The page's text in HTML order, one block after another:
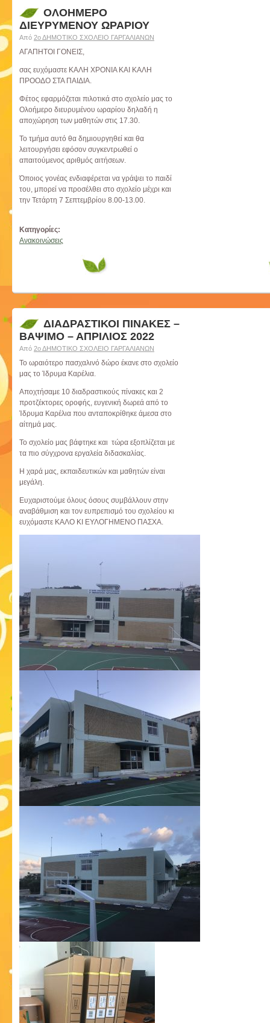
ΟΛΟΗΜΕΡΟ
ΔΙΕΥΡΥΜΕΝΟΥ ΩΡΑΡΙΟΥ
Από 2ο ΔΗΜΟΤΙΚΟ ΣΧΟΛΕΙΟ ΓΑΡΓΑΛΙΑΝΩΝ
ΑΓΑΠΗΤΟΙ ΓΟΝΕΙΣ,
σας ευχόμαστε ΚΑΛΗ ΧΡΟΝΙΑ ΚΑΙ ΚΑΛΗ
ΠΡΟΟΔΟ ΣΤΑ ΠΑΙΔΙΑ.
Φέτος εφαρμόζεται πιλοτικά στο σχολείο μας το
Ολοήμερο διευρυμένου ωραρίου δηλαδή η
αποχώρηση των μαθητών στις 17.30.
Το τμήμα αυτό θα δημιουργηθεί και θα
λειτουργήσει εφόσον συγκεντρωθεί ο
απαιτούμενος αριθμός αιτήσεων.
Όποιος γονέας ενδιαφέρεται να γράψει το παιδί
του, μπορεί να προσέλθει στο σχολείο μέχρι και
την Τετάρτη 7 Σεπτεμβρίου 8.00-13.00.
Κατηγορίες:
Ανακοινώσεις
ΔΙΑΔΡΑΣΤΙΚΟΙ ΠΙΝΑΚΕΣ –
ΒΑΨΙΜΟ – ΑΠΡΙΛΙΟΣ 2022
Από 2ο ΔΗΜΟΤΙΚΟ ΣΧΟΛΕΙΟ ΓΑΡΓΑΛΙΑΝΩΝ
Το ωραιότερο πασχαλινό δώρο έκανε στο σχολείο
μας το Ίδρυμα Καρέλια.
Αποχτήσαμε 10 διαδραστικούς πίνακες και 2
προτζέκτορες οροφής, ευγενική δωρεά από το
Ίδρυμα Καρέλια που ανταποκρίθηκε άμεσα στο
αίτημά μας.
Το σχολείο μας βάφτηκε και τώρα εξοπλίζεται με
τα πιο σύγχρονα εργαλεία διδασκαλίας.
Η χαρά μας, εκπαιδευτικών και μαθητών είναι
μεγάλη.
Ευχαριστούμε όλους όσους συμβάλλουν στην
αναβάθμιση και τον ευπρεπισμό του σχολείου κι
ευχόμαστε ΚΑΛΟ ΚΙ ΕΥΛΟΓΗΜΕΝΟ ΠΑΣΧΑ.